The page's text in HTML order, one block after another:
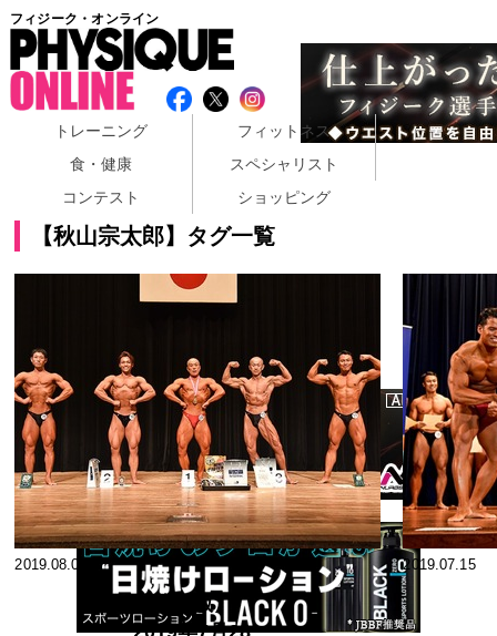
フィジーク・オンライン
トレーニング
フィットネス
食・健康
スペシャリスト
コンテスト
ショッピング
【秋山宗太郎】タグ一覧
2019.08.07
【速報版】
2019年7月28
2019.07.15